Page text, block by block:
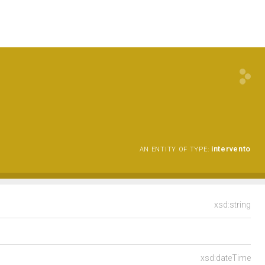
AN ENTITY OF TYPE: intervento
xsd:string
xsd:dateTime